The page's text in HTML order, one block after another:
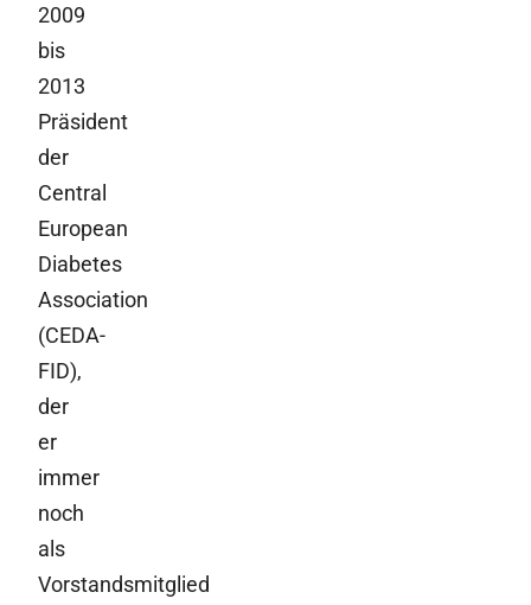
2009
bis
2013
Präsident
der
Central
European
Diabetes
Association
(CEDA-
FID),
der
er
immer
noch
als
Vorstandsmitglied